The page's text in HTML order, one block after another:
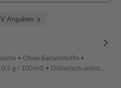
Angaben
• Ohne Ballaststoffe •
g / 100 ml) • Diätetisch vollst…